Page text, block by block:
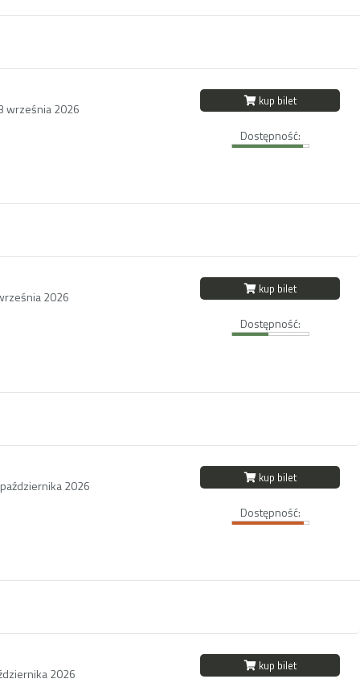
września 2026
kup bilet
Dostępność:
2026
kup bilet
Dostępność:
2026
kup bilet
Dostępność:
2026
kup bilet